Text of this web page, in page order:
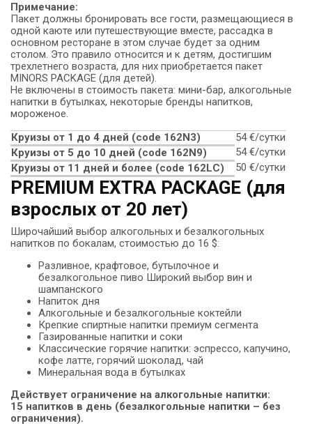
Примечание:
Пакет должны бронировать все гости, размещающиеся в
одной каюте или путешествующие вместе, рассадка в
основном ресторане в этом случае будет за одним
столом. Это правило относится и к детям, достигшим
трехлетнего возраста, для них приобретается пакет
MINORS PACKAGE (для детей).
Не включены в стоимость пакета: мини-бар, алкогольные
напитки в бутылках, некоторые бренды напитков,
мороженое.
Круизы от 1 до 4 дней (code 162N3)
54 €/сутки
Круизы от 5 до 10 дней (сode 162N9)
54 €/сутки
Круизы от 11 дней и более (code 162LC)
50 €/сутки
PREMIUM EXTRA PACKAGE (для
взрослых от 20 лет)
Широчайший выбор алкогольных и безалкогольных
напитков по бокалам, стоимостью до 16 $:
Разливное, крафтовое, бутылочное и
безалкогольное пиво Широкий выбор вин и
шампанского
Напиток дня
Алкогольные и безалкогольные коктейли
Крепкие спиртные напитки премиум сегмента
Газированные напитки и соки
Классические горячие напитки: эспрессо, капучино,
кофе латте, горячий шоколад, чай
Минеральная вода в бутылках
Действует ограничение на алкогольные напитки:
15 напитков в день (безалкогольные напитки – без
ограничения).